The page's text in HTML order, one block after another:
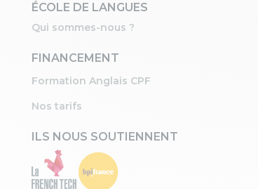
ÉCOLE DE LANGUES
Qui sommes-nous ?
FINANCEMENT
Formation Anglais CPF
Nos tarifs
ILS NOUS SOUTIENNENT